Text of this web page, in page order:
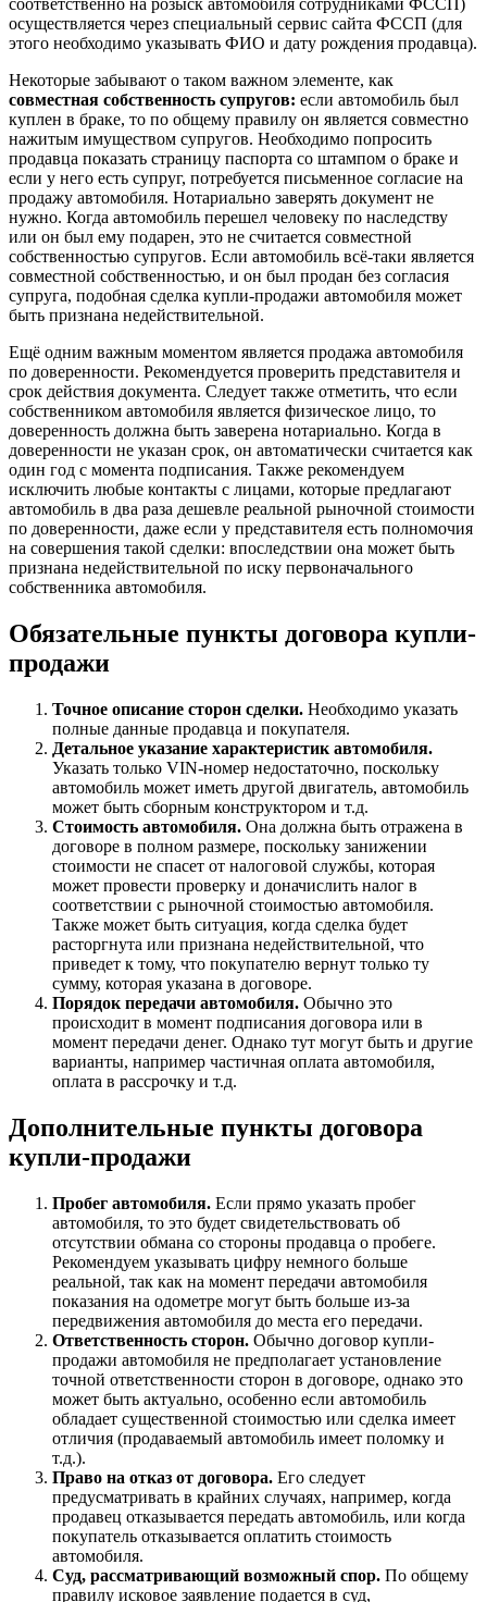
соответственно на розыск автомобиля сотрудниками ФССП)
осуществляется через специальный сервис сайта ФССП (для
этого необходимо указывать ФИО и дату рождения продавца).
Некоторые забывают о таком важном элементе, как
совместная собственность супругов: если автомобиль был
куплен в браке, то по общему правилу он является совместно
нажитым имуществом супругов. Необходимо попросить
продавца показать страницу паспорта со штампом о браке и
если у него есть супруг, потребуется письменное согласие на
продажу автомобиля. Нотариально заверять документ не
нужно. Когда автомобиль перешел человеку по наследству
или он был ему подарен, это не считается совместной
собственностью супругов. Если автомобиль всё-таки является
совместной собственностью, и он был продан без согласия
супруга, подобная сделка купли-продажи автомобиля может
быть признана недействительной.
Ещё одним важным моментом является продажа автомобиля
по доверенности. Рекомендуется проверить представителя и
срок действия документа. Следует также отметить, что если
собственником автомобиля является физическое лицо, то
доверенность должна быть заверена нотариально. Когда в
доверенности не указан срок, он автоматически считается как
один год с момента подписания. Также рекомендуем
исключить любые контакты с лицами, которые предлагают
автомобиль в два раза дешевле реальной рыночной стоимости
по доверенности, даже если у представителя есть полномочия
на совершения такой сделки: впоследствии она может быть
признана недействительной по иску первоначального
собственника автомобиля.
Обязательные пункты договора купли-
продажи
Точное описание сторон сделки. Необходимо указать
полные данные продавца и покупателя.
Детальное указание характеристик автомобиля.
Указать только VIN-номер недостаточно, поскольку
автомобиль может иметь другой двигатель, автомобиль
может быть сборным конструктором и т.д.
Стоимость автомобиля. Она должна быть отражена в
договоре в полном размере, поскольку занижении
стоимости не спасет от налоговой службы, которая
может провести проверку и доначислить налог в
соответствии с рыночной стоимостью автомобиля.
Также может быть ситуация, когда сделка будет
расторгнута или признана недействительной, что
приведет к тому, что покупателю вернут только ту
сумму, которая указана в договоре.
Порядок передачи автомобиля. Обычно это
происходит в момент подписания договора или в
момент передачи денег. Однако тут могут быть и другие
варианты, например частичная оплата автомобиля,
оплата в рассрочку и т.д.
Дополнительные пункты договора
купли-продажи
Пробег автомобиля. Если прямо указать пробег
автомобиля, то это будет свидетельствовать об
отсутствии обмана со стороны продавца о пробеге.
Рекомендуем указывать цифру немного больше
реальной, так как на момент передачи автомобиля
показания на одометре могут быть больше из-за
передвижения автомобиля до места его передачи.
Ответственность сторон. Обычно договор купли-
продажи автомобиля не предполагает установление
точной ответственности сторон в договоре, однако это
может быть актуально, особенно если автомобиль
обладает существенной стоимостью или сделка имеет
отличия (продаваемый автомобиль имеет поломку и
т.д.).
Право на отказ от договора. Его следует
предусматривать в крайних случаях, например, когда
продавец отказывается передать автомобиль, или когда
покупатель отказывается оплатить стоимость
автомобиля.
Суд, рассматривающий возможный спор. По общему
правилу исковое заявление подается в суд,